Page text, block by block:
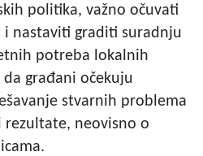
politika, važno očuvati
i nastaviti graditi suradnju
potreba lokalnih
građani očekuju
stvarnih problema
neovisno o